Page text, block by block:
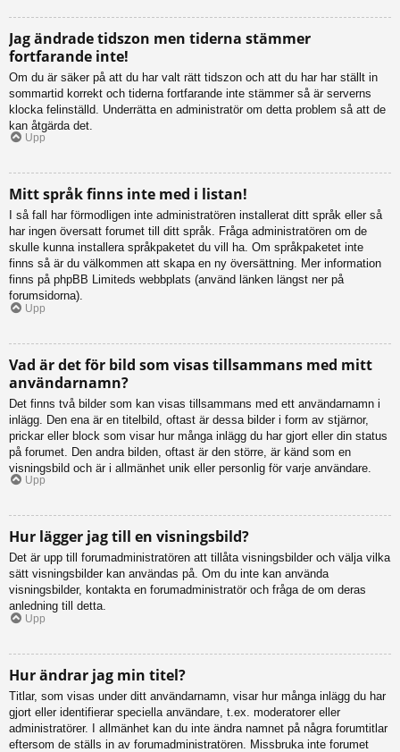
Jag ändrade tidszon men tiderna stämmer
fortfarande inte!
Om du är säker på att du har valt rätt tidszon och att du har har ställt in
sommartid korrekt och tiderna fortfarande inte stämmer så är serverns
klocka felinställd. Underrätta en administratör om detta problem så att de
kan åtgärda det.
Upp
Mitt språk finns inte med i listan!
I så fall har förmodligen inte administratören installerat ditt språk eller så
har ingen översatt forumet till ditt språk. Fråga administratören om de
skulle kunna installera språkpaketet du vill ha. Om språkpaketet inte
finns så är du välkommen att skapa en ny översättning. Mer information
finns på phpBB Limiteds webbplats (använd länken längst ner på
forumsidorna).
Upp
Vad är det för bild som visas tillsammans med mitt
användarnamn?
Det finns två bilder som kan visas tillsammans med ett användarnamn i
inlägg. Den ena är en titelbild, oftast är dessa bilder i form av stjärnor,
prickar eller block som visar hur många inlägg du har gjort eller din status
på forumet. Den andra bilden, oftast är den större, är känd som en
visningsbild och är i allmänhet unik eller personlig för varje användare.
Upp
Hur lägger jag till en visningsbild?
Det är upp till forumadministratören att tillåta visningsbilder och välja vilka
sätt visningsbilder kan användas på. Om du inte kan använda
visningsbilder, kontakta en forumadministratör och fråga de om deras
anledning till detta.
Upp
Hur ändrar jag min titel?
Titlar, som visas under ditt användarnamn, visar hur många inlägg du har
gjort eller identifierar speciella användare, t.ex. moderatorer eller
administratörer. I allmänhet kan du inte ändra namnet på några forumtitlar
eftersom de ställs in av forumadministratören. Missbruka inte forumet